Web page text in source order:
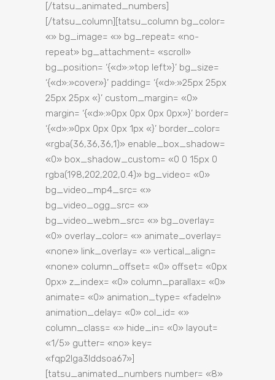
[/tatsu_animated_numbers]
[/tatsu_column][tatsu_column bg_color=
«» bg_image= «» bg_repeat= «no-
repeat» bg_attachment= «scroll»
bg_position= ‘{«d»:»top left»}’ bg_size=
‘{«d»:»cover»}’ padding= ‘{«d»:»25px 25px
25px 25px «}’ custom_margin= «0»
margin= ‘{«d»:»0px 0px 0px 0px»}’ border=
‘{«d»:»0px 0px 0px 1px «}’ border_color=
«rgba(36,36,36,1)» enable_box_shadow=
«0» box_shadow_custom= «0 0 15px 0
rgba(198,202,202,0.4)» bg_video= «0»
bg_video_mp4_src= «»
bg_video_ogg_src= «»
bg_video_webm_src= «» bg_overlay=
«0» overlay_color= «» animate_overlay=
«none» link_overlay= «» vertical_align=
«none» column_offset= «0» offset= «0px
0px» z_index= «0» column_parallax= «0»
animate= «0» animation_type= «fadeIn»
animation_delay= «0» col_id= «»
column_class= «» hide_in= «0» layout=
«1/5» gutter= «no» key=
«fqp2lga3lddsoa67»]
[tatsu_animated_numbers number= «8»